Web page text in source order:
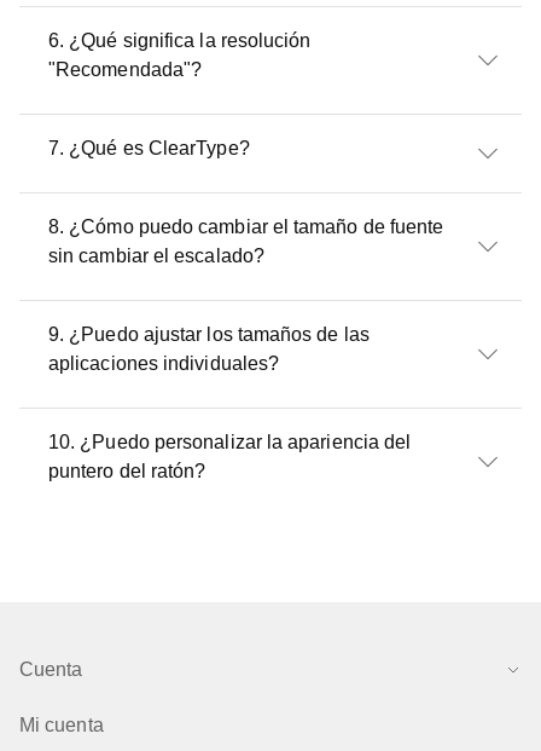
6. ¿Qué significa la resolución
"Recomendada"?
7. ¿Qué es ClearType?
8. ¿Cómo puedo cambiar el tamaño de fuente
sin cambiar el escalado?
9. ¿Puedo ajustar los tamaños de las
aplicaciones individuales?
10. ¿Puedo personalizar la apariencia del
puntero del ratón?
Cuenta
Mi cuenta